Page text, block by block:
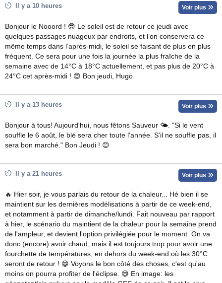
Il y a 10 heures Voir plus
Bonjour le Nooord ! 😎 Le soleil est de retour ce jeudi avec
quelques passages nuageux par endroits, et l’on conservera ce
même temps dans l’après-midi, le soleil se faisant de plus en plus
fréquent. Ce sera pour une fois la journée la plus fraîche de la
semaine avec de 14°C à 18°C actuellement, et pas plus de 20°C à
24°C cet après-midi ! 😍 Bon jeudi, Hugo
Il y a 13 heures Voir plus
Bonjour à tous! Aujourd'hui, nous fêtons Sauveur 🌤. "Si le vent
souffle le 6 août, le blé sera cher toute l'année. S'il ne souffle pas, il
sera bon marché." Bon Jeudi ! 😊
Il y a 21 heures Voir plus
🔥 Hier soir, je vous parlais du retour de la chaleur... Hé bien il se
maintient sur les dernières modélisations à partir de ce week-end,
et notamment à partir de dimanche/lundi. Fait nouveau par rapport
à hier, le scénario du maintient de la chaleur pour la semaine prend
de l'ampleur, et devient l'option privilégiée pour le moment. On va
donc (encore) avoir chaud, mais il est toujours trop pour avoir une
fourchette de températures, en dehors du week-end où les 30°C
seront de retour ! 😁 Voyons le bon côté des choses, c'est qu'au
moins on pourra profiter de l'éclipse. 😅 En image: les